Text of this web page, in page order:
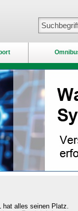
hat alles seinen Platz.